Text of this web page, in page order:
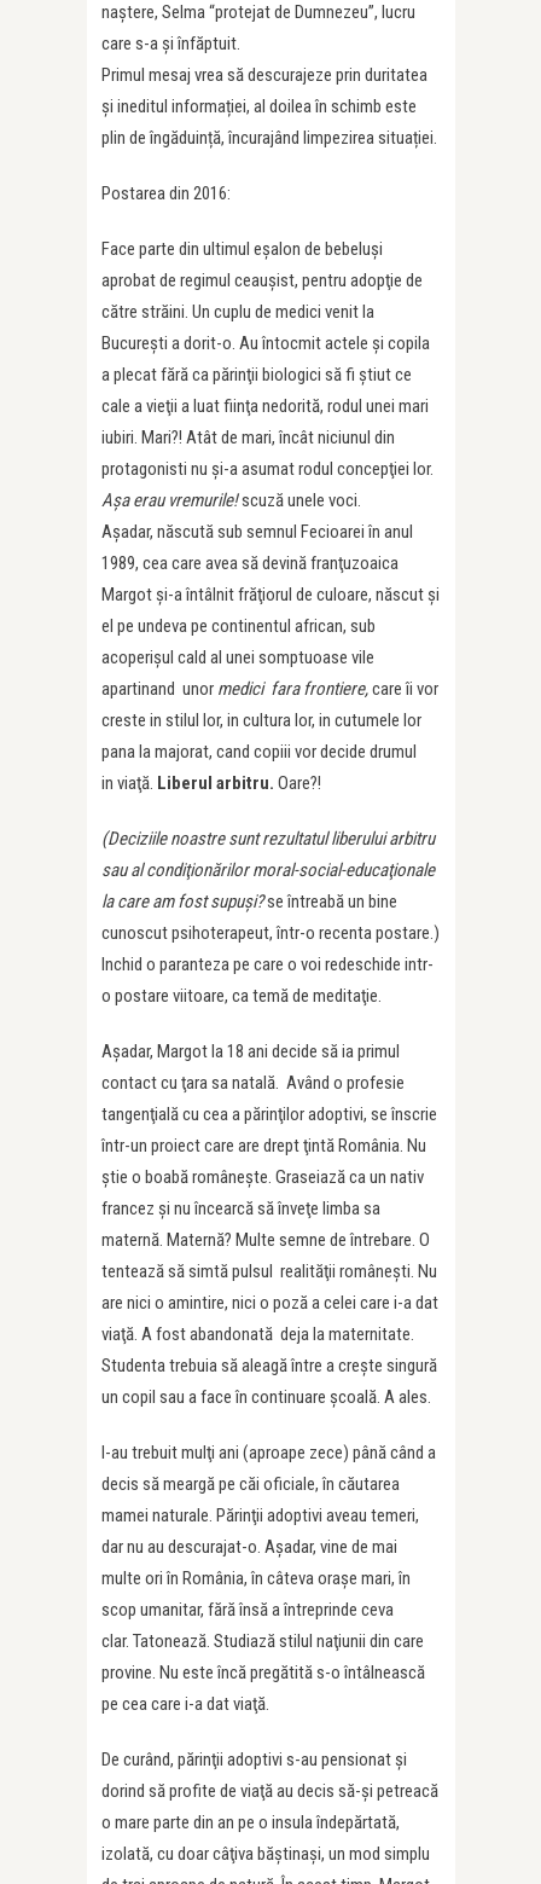
naștere, Selma “protejat de Dumnezeu”, lucru
care s-a și înfăptuit.
Primul mesaj vrea să descurajeze prin duritatea
și ineditul informației, al doilea în schimb este
plin de îngăduință, încurajând limpezirea situației.
Postarea din 2016:
Face parte din ultimul eşalon de bebeluşi
aprobat de regimul ceauşist, pentru adopţie de
către străini. Un cuplu de medici venit la
Bucureşti a dorit-o. Au întocmit actele şi copila
a plecat fără ca părinţii biologici să fi ştiut ce
cale a vieţii a luat fiinţa nedorită, rodul unei mari
iubiri. Mari?! Atât de mari, încât niciunul din
protagonisti nu şi-a asumat rodul concepţiei lor.
Aşa erau vremurile!scuză unele voci.
Aşadar, născută sub semnul Fecioarei în anul
1989, cea care avea să devină franţuzoaica
Margot şi-a întâlnit frăţiorul de culoare, născut şi
el pe undeva pe continentul african, sub
acoperişul cald al unei somptuoase vile
apartinand unor medici fara frontiere,care îi vor
creste in stilul lor, in cultura lor, in cutumele lor
pana la majorat, cand copiii vor decide drumul
in viaţă. Liberul arbitru. Oare?!
(Deciziile noastre sunt rezultatul liberului arbitru
sau al condiţionărilor moral-social-educaţionale
la care am fost supuşi?se întreabă un bine
cunoscut psihoterapeut, într-o recenta postare.)
Inchid o paranteza pe care o voi redeschide intr-
o postare viitoare, ca temă de meditaţie.
Aşadar, Margot la 18 ani decide să ia primul
contact cu ţara sa natală. Având o profesie
tangenţială cu cea a părinţilor adoptivi, se înscrie
într-un proiect care are drept ţintă România. Nu
ştie o boabă româneşte. Graseiază ca un nativ
francez şi nu încearcă să înveţe limba sa
maternă. Maternă? Multe semne de întrebare. O
tentează să simtă pulsul realităţii româneşti. Nu
are nici o amintire, nici o poză a celei care i-a dat
viaţă. A fost abandonată deja la maternitate.
Studenta trebuia să aleagă între a creşte singură
un copil sau a face în continuare şcoală. A ales.
I-au trebuit mulţi ani (aproape zece) până când a
decis să meargă pe căi oficiale, în căutarea
mamei naturale. Părinţii adoptivi aveau temeri,
dar nu au descurajat-o. Aşadar, vine de mai
multe ori în România, în câteva oraşe mari, în
scop umanitar, fără însă a întreprinde ceva
clar. Tatonează. Studiază stilul naţiunii din care
provine. Nu este încă pregătită s-o întâlnească
pe cea care i-a dat viaţă.
De curând, părinţii adoptivi s-au pensionat şi
dorind să profite de viaţă au decis să-şi petreacă
o mare parte din an pe o insula îndepărtată,
izolată, cu doar câţiva băştinaşi, un mod simplu